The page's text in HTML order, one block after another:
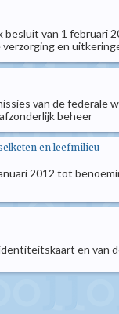
van 1 februari
en
van de
beheer
en leefmilieu
2012 tot
en van